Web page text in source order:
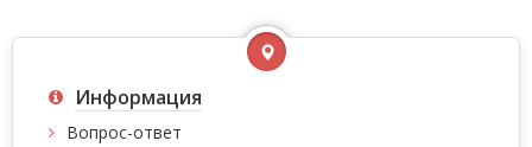
Информация
Вопрос-ответ